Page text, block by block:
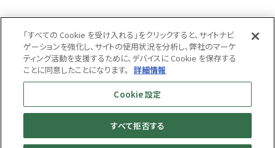
MENSWOMENS
「すべての Cookie を受け入れる」をクリックすると、サイトナビ
ゲーションを強化し、サイトの使用状況を分析し、弊社のマーケ
ティング活動を支援するために、デバイスに Cookie を保存する
ことに同意したことになります。
詳細情報
Cookie 設定
すべて拒否する